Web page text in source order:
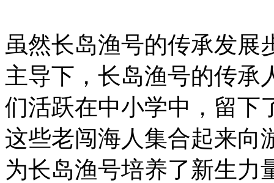
虽然长岛渔号的传承发展
主导下，长岛渔号的传承
们活跃在中小学中，留下
这些老闯海人集合起来向
为长岛渔号培养了新生力